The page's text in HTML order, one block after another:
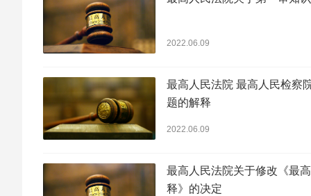
2022.06.09
最高人民法院 最高人民检察
题的解释
2022.06.09
最高人民法院关于修改《最
释》的决定